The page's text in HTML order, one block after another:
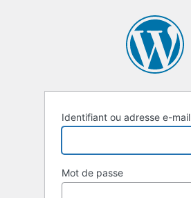
Identifiant ou adresse e-mail
Mot de passe